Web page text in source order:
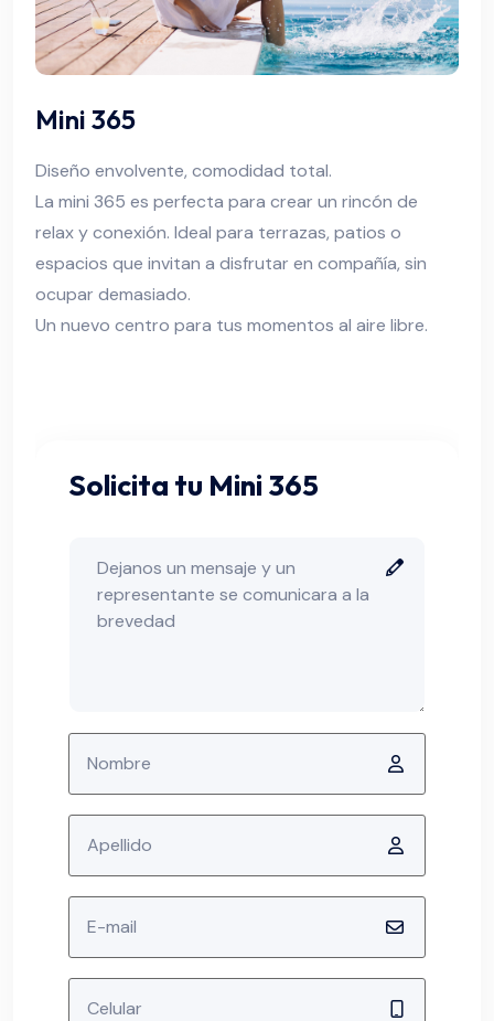
Mini 365
Diseño envolvente, comodidad total.
La mini 365 es perfecta para crear un rincón de
relax y conexión. Ideal para terrazas, patios o
espacios que invitan a disfrutar en compañía, sin
ocupar demasiado.
Un nuevo centro para tus momentos al aire libre.
Solicita tu Mini 365